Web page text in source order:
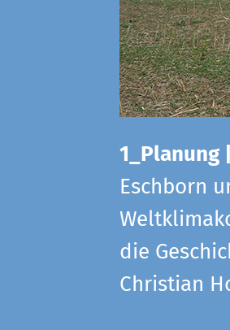
1_Planung
Eschborn
die
Christian